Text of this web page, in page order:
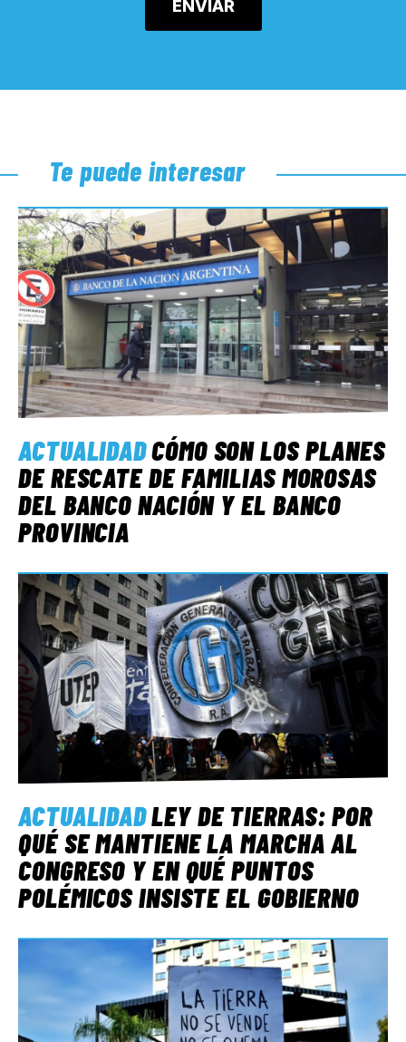
Te puede interesar
ACTUALIDADCÓMO SON LOS PLANES
DE RESCATE DE FAMILIAS MOROSAS
DEL BANCO NACIÓN Y EL BANCO
PROVINCIA
ACTUALIDADLEY DE TIERRAS: POR
QUÉ SE MANTIENE LA MARCHA AL
CONGRESO Y EN QUÉ PUNTOS
POLÉMICOS INSISTE EL GOBIERNO